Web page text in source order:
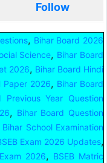
Follow
, Bihar Board 2026
Science, Bihar Board
2026, Bihar Board Hindi
Paper 2026, Bihar Board
Previous Year Question
, Bihar Board Question
Bihar School Examination
Exam 2026 Updates,
2026, BSEB Matric